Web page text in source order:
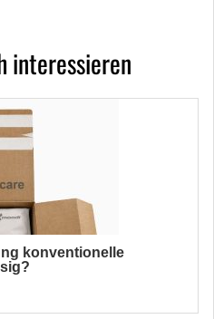
interessieren
konventionelle